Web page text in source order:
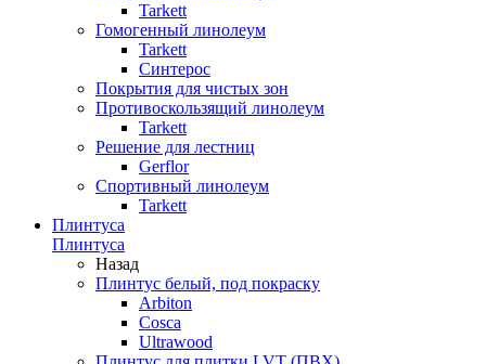
Tarkett
Гомогенный линолеум
Tarkett
Синтерос
Покрытия для чистых зон
Противоскользящий линолеум
Tarkett
Решение для лестниц
Gerflor
Спортивный линолеум
Tarkett
Плинтуса
Плинтуса
Назад
Плинтус белый, под покраску
Arbiton
Cosca
Ultrawood